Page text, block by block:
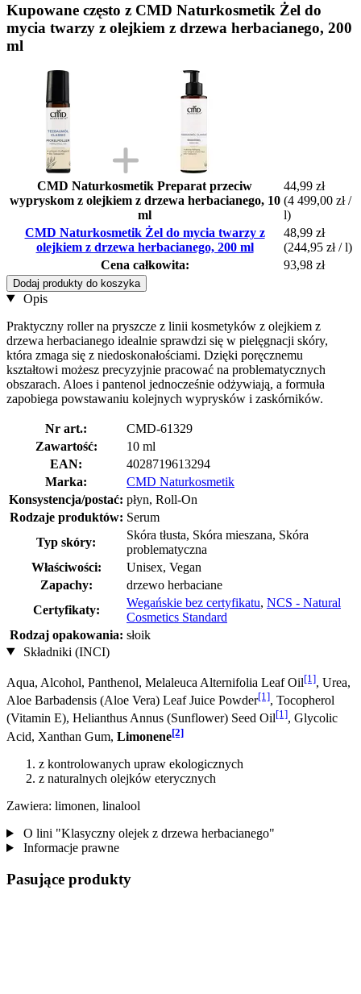
Kupowane często z CMD Naturkosmetik Żel do
mycia twarzy z olejkiem z drzewa herbacianego, 200
ml
CMD Naturkosmetik Preparat przeciw
wypryskom z olejkiem z drzewa herbacianego, 10
ml
44,99 zł
(4 499,00 zł /
l)
CMD Naturkosmetik Żel do mycia twarzy z
olejkiem z drzewa herbacianego, 200 ml
48,99 zł
(244,95 zł / l)
Cena całkowita:
93,98 zł
Dodaj produkty do koszyka
Opis
Praktyczny roller na pryszcze z linii kosmetyków z olejkiem z
drzewa herbacianego idealnie sprawdzi się w pielęgnacji skóry,
która zmaga się z niedoskonałościami. Dzięki poręcznemu
kształtowi możesz precyzyjnie pracować na problematycznych
obszarach. Aloes i pantenol jednocześnie odżywiają, a formuła
zapobiega powstawaniu kolejnych wyprysków i zaskórników.
Nr art.:
CMD-61329
Zawartość:
10 ml
EAN:
4028719613294
Marka:
CMD Naturkosmetik
Konsystencja/postać: płyn, Roll-On
Rodzaje produktów: Serum
Typ skóry:
Skóra tłusta, Skóra mieszana, Skóra
problematyczna
Właściwości:
Unisex, Vegan
Zapachy:
drzewo herbaciane
Certyfikaty:
Wegańskie bez certyfikatu, NCS - Natural
Cosmetics Standard
Rodzaj opakowania: słoik
Składniki (INCI)
Aqua, Alcohol, Panthenol, Melaleuca Alternifolia Leaf Oil[1], Urea,
Aloe Barbadensis (Aloe Vera) Leaf Juice Powder[1], Tocopherol
(Vitamin E), Helianthus Annus (Sunflower) Seed Oil[1], Glycolic
Acid, Xanthan Gum, Limonene[2]
z kontrolowanych upraw ekologicznych
z naturalnych olejków eterycznych
Zawiera: limonen, linalool
O lini "Klasyczny olejek z drzewa herbacianego"
Informacje prawne
Pasujące produkty